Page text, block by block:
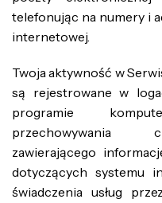
telefonując na numery i
internetowej.
Twoja aktywność w
są rejestrowane w
programie
przechowywania
zawierającego
dotyczących systemu
świadczenia usług